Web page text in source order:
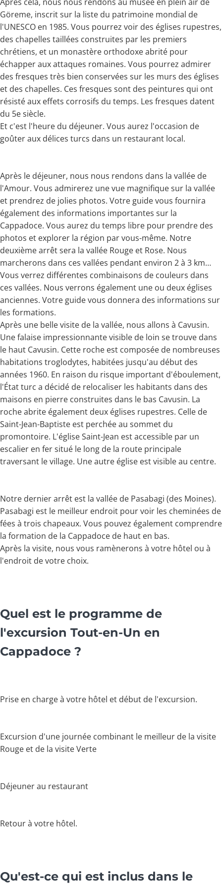
Göreme, inscrit sur la liste du patrimoine mondial de
l'UNESCO en 1985. Vous pourrez voir des églises rupestres,
des chapelles taillées construites par les premiers
chrétiens, et un monastère orthodoxe abrité pour
échapper aux attaques romaines. Vous pourrez admirer
des fresques très bien conservées sur les murs des églises
et des chapelles. Ces fresques sont des peintures qui ont
résisté aux effets corrosifs du temps. Les fresques datent
du 5e siècle.
Et c'est l'heure du déjeuner. Vous aurez l'occasion de
goûter aux délices turcs dans un restaurant local.
Après le déjeuner, nous nous rendons dans la vallée de
l'Amour. Vous admirerez une vue magnifique sur la vallée
et prendrez de jolies photos. Votre guide vous fournira
également des informations importantes sur la
Cappadoce. Vous aurez du temps libre pour prendre des
photos et explorer la région par vous-même. Notre
deuxième arrêt sera la vallée Rouge et Rose. Nous
marcherons dans ces vallées pendant environ 2 à 3 km…
Vous verrez différentes combinaisons de couleurs dans
ces vallées. Nous verrons également une ou deux églises
anciennes. Votre guide vous donnera des informations sur
les formations.
Après une belle visite de la vallée, nous allons à Cavusin.
Une falaise impressionnante visible de loin se trouve dans
le haut Cavusin. Cette roche est composée de nombreuses
habitations troglodytes, habitées jusqu'au début des
années 1960. En raison du risque important d'éboulement,
l'État turc a décidé de relocaliser les habitants dans des
maisons en pierre construites dans le bas Cavusin. La
roche abrite également deux églises rupestres. Celle de
Saint-Jean-Baptiste est perchée au sommet du
promontoire. L'église Saint-Jean est accessible par un
escalier en fer situé le long de la route principale
traversant le village. Une autre église est visible au centre.
Notre dernier arrêt est la vallée de Pasabagi (des Moines).
Pasabagi est le meilleur endroit pour voir les cheminées de
fées à trois chapeaux. Vous pouvez également comprendre
la formation de la Cappadoce de haut en bas.
Après la visite, nous vous ramènerons à votre hôtel ou à
l'endroit de votre choix.
Quel est le programme de
l'excursion Tout-en-Un en
Cappadoce ?
Prise en charge à votre hôtel et début de l'excursion.
Excursion d'une journée combinant le meilleur de la visite
Rouge et de la visite Verte
Déjeuner au restaurant
Retour à votre hôtel.
Qu'est-ce qui est inclus dans le